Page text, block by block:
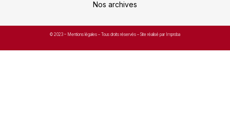
Nos archives
© 2023 – Mentions légales – Tous droits réservés – Site réalisé par Improba